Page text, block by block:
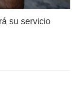
su servicio